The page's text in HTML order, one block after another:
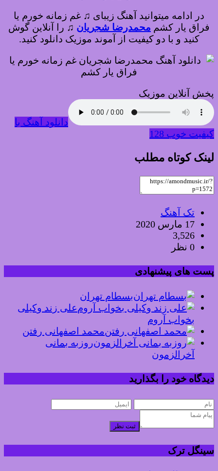
در ادامه میتوانید آهنگ زیبای ♫ غم زمانه خورم یا
فراق یار کشم محمدرضا شجریان ♫ را آنلاین گوش
کنید و با دو کیفیت از آموند موزیک دانلود کنید.
پخش آنلاین موزیک
دانلود آهنگ با
کیفیت خوب 128
لینک کوتاه مطلب
تک آهنگ
17 مارس 2020
3,526
0 نظر
پست های پیشنهادی
بسطام تهران
علی زند وکیلی
بخواب آروم
محمد اصفهانی رفتن
روزبه بمانی
آخرالزمون
دیدگاه خود را بگذارید
ثبت نظر
سینگل ترک